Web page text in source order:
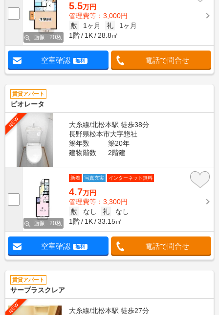
画像 : 20枚
5.5万円
管理費等：3,000円
敷
1ヶ月 礼
1ヶ月
1階
1K 28.8㎡
空室確認 無料 電話で問合せ
賃貸アパート
ビオレータ
NEW
大糸線/北松本駅 徒歩38分
長野県松本市大字惣社
築年数
築20年
建物階数
2階建
画像 : 20枚
新着 写真充実 インターネット無料
4.7万円
管理費等：3,300円
敷
なし 礼
なし
1階
1K 33.15㎡
空室確認 無料 電話で問合せ
賃貸アパート
サープラスクレア
NEW
大糸線/北松本駅 徒歩27分